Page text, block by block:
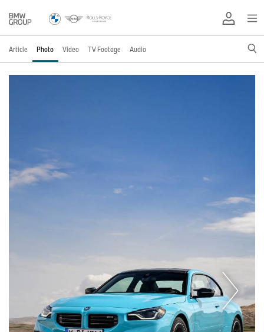
Article Photo Video TV Footage Audio